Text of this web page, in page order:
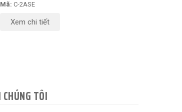
Mã: C-2ASE
Xem chi tiết
TÔI